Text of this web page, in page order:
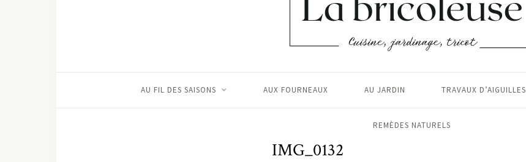
AU FIL DES SAISONS AUX FOURNEAUX AU JARDIN TRAVAUX D’AIGUILLES
REMÈDES NATURELS
IMG_0132